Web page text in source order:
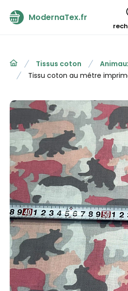
ModernaTex.fr
Tissus coton
Tissu coton au métre